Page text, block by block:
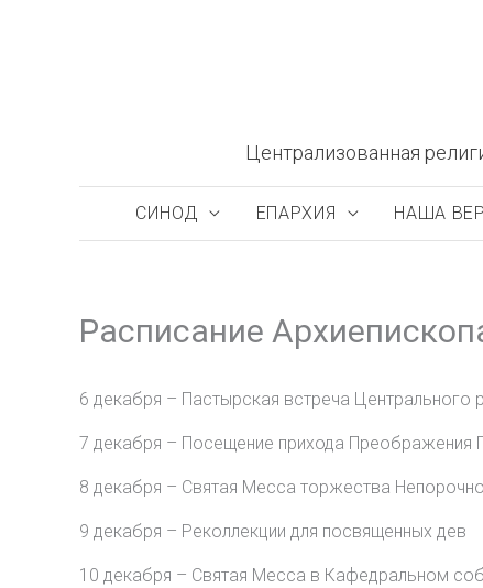
Централизованная
СИНОД ЕПАРХИЯ НАША
Расписание
6 декабря – Пастырская встреча Центрального
7 декабря – Посещение прихода Преображения
8 декабря – Святая Месса торжества
9 декабря – Реколлекции для посвященных дев
10 декабря – Святая Месса в Кафедральном